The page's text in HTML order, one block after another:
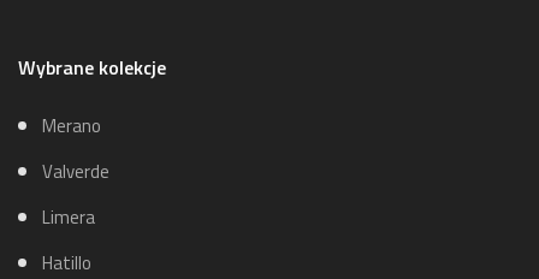
Wybrane kolekcje
Merano
Valverde
Limera
Hatillo